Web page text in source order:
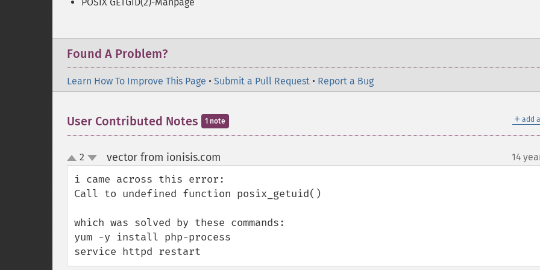
Found A Problem?
Learn How To Improve This Page • Submit a Pull Request • Report a Bug
＋ add
User Contributed Notes 1 note
up
down
2 vector from ionisis.com 14
i came across this error:
Call to undefined function posix_getuid()
which was solved by these commands:
yum -y install php-process
service httpd restart